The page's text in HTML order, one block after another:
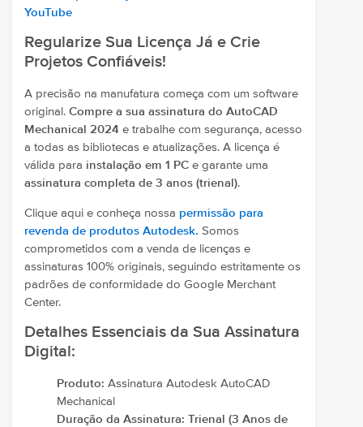
YouTube
Regularize Sua Licença Já e Crie
Projetos Confiáveis!
A precisão na manufatura começa com um software
original. Compre a sua assinatura do AutoCAD
Mechanical 2024 e trabalhe com segurança, acesso
a todas as bibliotecas e atualizações. A licença é
válida para instalação em 1 PC e garante uma
assinatura completa de 3 anos (trienal).
Clique aqui e conheça nossa permissão para
revenda de produtos Autodesk. Somos
comprometidos com a venda de licenças e
assinaturas 100% originais, seguindo estritamente os
padrões de conformidade do Google Merchant
Center.
Detalhes Essenciais da Sua Assinatura
Digital:
Produto: Assinatura Autodesk AutoCAD
Mechanical
Duração da Assinatura: Trienal (3 Anos de